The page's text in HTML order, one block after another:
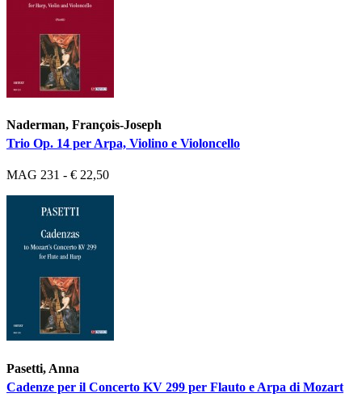
Naderman, François-Joseph
Trio Op. 14 per Arpa, Violino e Violoncello
MAG 231 - € 22,50
Pasetti, Anna
Cadenze per il Concerto KV 299 per Flauto e Arpa di Mozart